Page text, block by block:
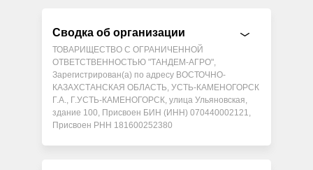
Сводка об организации
ТОВАРИЩЕСТВО С ОГРАНИЧЕННОЙ
ОТВЕТСТВЕННОСТЬЮ "ТАНДЕМ-АГРО",
Зарегистрирован(а) по адресу ВОСТОЧНО-
КАЗАХСТАНСКАЯ ОБЛАСТЬ, УСТЬ-КАМЕНОГОРСК
Г.А., Г.УСТЬ-КАМЕНОГОРСК, улица Ульяновская,
здание 100, Присвоен БИН (ИНН) 070440002121,
Присвоен РНН 181600252380